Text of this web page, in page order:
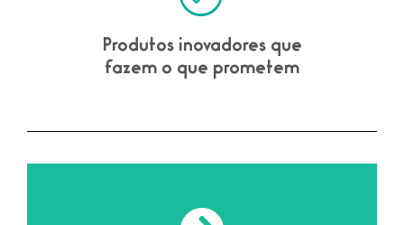
Produtos inovadores que
fazem o que prometem